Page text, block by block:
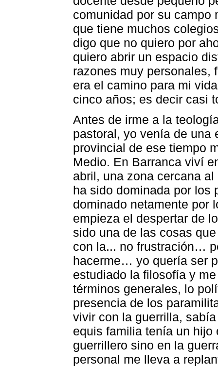
comunidad por su campo
que tiene muchos
digo que no quiero por
quiero abrir un espacio
razones muy personales,
era el camino para mi
cinco años; es decir casi
Antes de irme a la
pastoral, yo venía de una
provincial de ese tiempo
Medio. En Barranca viví
abril, una zona cercana
ha sido dominada por los
dominado netamente por
empieza el despertar de
sido una de las cosas
con la... no frustración…
hacerme… yo quería ser
estudiado la filosofía y
términos generales, lo
presencia de los
vivir con la guerrilla,
equis familia tenía un hijo
guerrillero sino en la
personal me lleva a